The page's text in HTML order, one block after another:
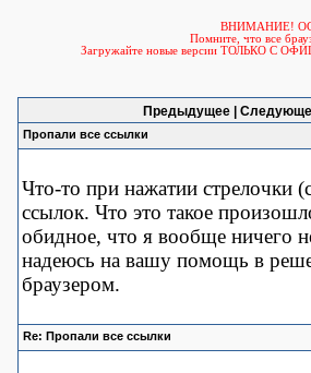
ВНИМАНИЕ!
Помните, что все
Загружайте новые версии ТОЛЬКО С
Предыдущее |
Пропали все ссылки
Что-то при нажатии стрелочки
ссылок. Что это такое
обидное, что я вообще ничего
надеюсь на вашу помощь в
браузером.
Re: Пропали все ссылки